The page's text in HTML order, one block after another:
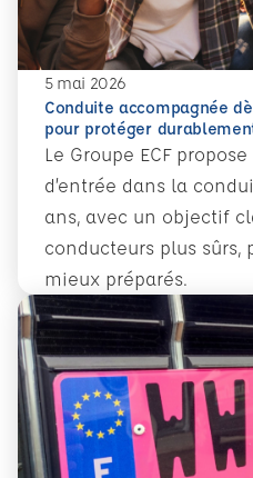
5 mai 2026
Conduite accompagnée
pour protéger
Le Groupe ECF propose
d’entrée dans la
ans, avec un objectif
conducteurs plus sûrs,
mieux préparés.
En savoir plus
Conduite accompagnée